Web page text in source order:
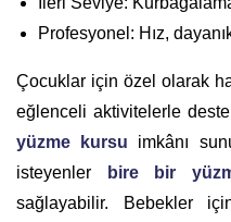
Profesyonel: Hız,
Çocuklar için özel olarak
eğlenceli aktivitelerle
yüzme kursu imkânı
isteyenler
bire bir
sağlayabilir. Bebekler